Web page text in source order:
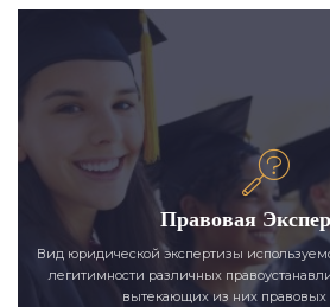
Правовая
Вид юридической экспертизы
легитимности различных
вытекающих из них